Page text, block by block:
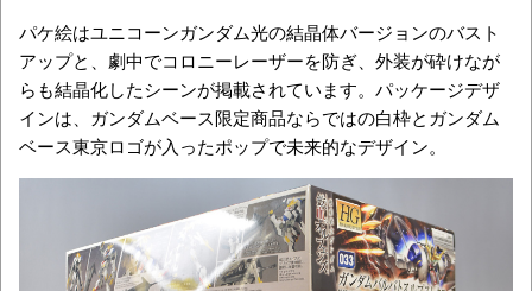
パケ絵はユニコーンガンダム光の結晶体バージョンのバスト
アップと、劇中でコロニーレーザーを防ぎ、外装が砕けなが
らも結晶化したシーンが掲載されています。パッケージデザ
インは、ガンダムベース限定商品ならではの白枠とガンダム
ベース東京ロゴが入ったポップで未来的なデザイン。